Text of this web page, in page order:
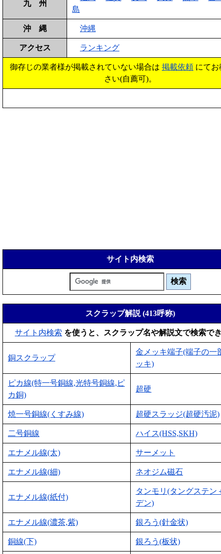
九 州
島
沖 縄 沖縄
アクセス ランキング
御存じの業者様が掲載されていない場合は 掲載依頼 にて
さい(自薦可)。
サイト内検索
スクラップ解説 (413呼称)
サイト内検索 を使うと、スクラップ名や解説文で検索で
銅スクラップ
金メッキ端子(端子の一
ッキ)
ピカ線(特一号銅線,光特号銅線,ピ
カ銅)
超硬
焼一号銅線(くすみ線) 超硬スラッジ(超硬汚泥)
二号銅線 ハイス(HSS,SKH)
エナメル線(太) サーメット
エナメル線(細) ネオジム磁石
エナメル線(紙付)
タンモリ(タングステン
デン)
エナメル線(濃茶,紫) 銀ろう(針金状)
銅線(下) 銀ろう(板状)